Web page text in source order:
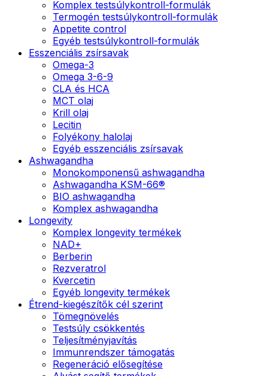
Komplex testsúlykontroll-formulák
Termogén testsúlykontroll-formulák
Appetite control
Egyéb testsúlykontroll-formulák
Esszenciális zsírsavak
Omega-3
Omega 3-6-9
CLA és HCA
MCT olaj
Krill olaj
Lecitin
Folyékony halolaj
Egyéb esszenciális zsírsavak
Ashwagandha
Monokomponensű ashwagandha
Ashwagandha KSM-66®
BIO ashwagandha
Komplex ashwagandha
Longevity
Komplex longevity termékek
NAD+
Berberin
Rezveratrol
Kvercetin
Egyéb longevity termékek
Étrend-kiegészítők cél szerint
Tömegnövelés
Testsúly csökkentés
Teljesítményjavítás
Immunrendszer támogatás
Regeneráció elősegítése